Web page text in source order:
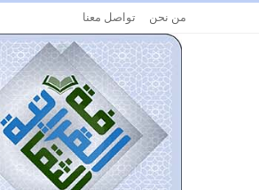
من نحن تواصل معنا